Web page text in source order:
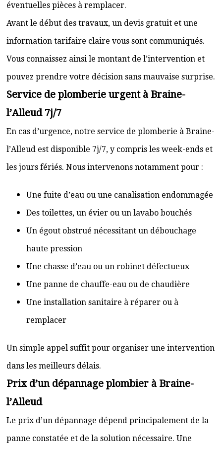
éventuelles pièces à remplacer.
Avant le début des travaux, un devis gratuit et une
information tarifaire claire vous sont communiqués.
Vous connaissez ainsi le montant de l’intervention et
pouvez prendre votre décision sans mauvaise surprise.
Service de plomberie urgent à Braine-
l’Alleud 7j/7
En cas d’urgence, notre service de plomberie à Braine-
l’Alleud est disponible 7j/7, y compris les week-ends et
les jours fériés. Nous intervenons notamment pour :
Une fuite d’eau ou une canalisation endommagée
Des toilettes, un évier ou un lavabo bouchés
Un égout obstrué nécessitant un débouchage
haute pression
Une chasse d’eau ou un robinet défectueux
Une panne de chauffe-eau ou de chaudière
Une installation sanitaire à réparer ou à
remplacer
Un simple appel suffit pour organiser une intervention
dans les meilleurs délais.
Prix d’un dépannage plombier à Braine-
l’Alleud
Le prix d’un dépannage dépend principalement de la
panne constatée et de la solution nécessaire. Une